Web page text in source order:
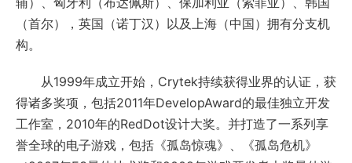
（首尔），英国（诺丁汉）以及上海（中国）拥有分支机
构。
从1999年成立开始，Crytek持续获得业界的认证，获
得诸多奖项，包括2011年DevelopAward的最佳独立开发
工作室，2010年的RedDot设计大奖。并打造了一系列享
誉全球的电子游戏，包括《孤岛惊魂》、《孤岛危机》